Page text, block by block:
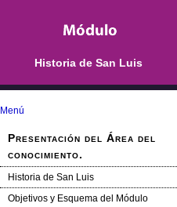
Historia de San Luis
Menú
Presentación del Área del
conocimiento.
Historia de San Luis
Objetivos y Esquema del Módulo